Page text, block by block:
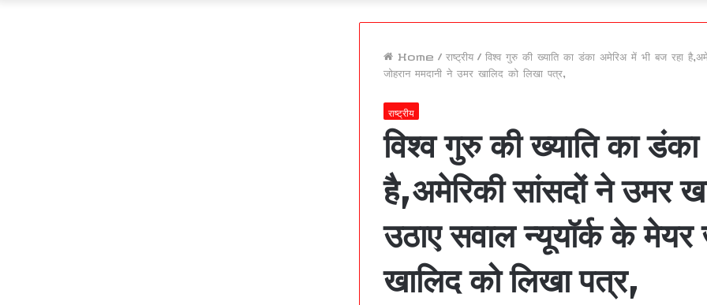
Home / राष्ट्रीय / विश्व गुरु की ख्याति का डंका अमेरिअ में भी बज रहा
जोहरान ममदानी ने उमर खालिद को लिखा पत्र,
राष्ट्रीय
विश्व गुरु की ख्याति का
है,अमेरिकी सांसदों ने उमर
उठाए सवाल न्यूयॉर्क के मेयर
खालिद को लिखा पत्र,